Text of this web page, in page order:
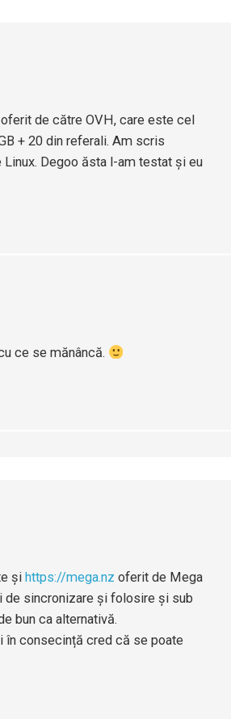
de către OVH, care este cel
+ 20 din referali. Am scris
Degoo ăsta l-am testat și eu
ce se mănâncă.
și https://mega.nz oferit de Mega
de sincronizare și folosire și sub
bun ca alternativă.
în consecință cred că se poate